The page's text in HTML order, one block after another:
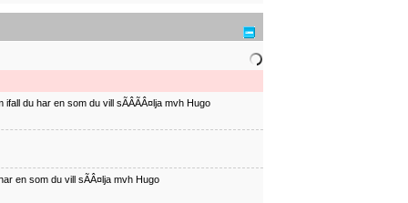
du har en som du vill sÃÂÃÂ¤lja mvh Hugo
en som du vill sÃÂ¤lja mvh Hugo